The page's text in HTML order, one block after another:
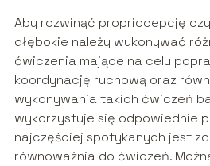
Aby rozwinąć propriocepcję
głębokie należy wykonywać
ćwiczenia mające na celu
koordynację ruchową oraz
wykonywania takich ćwiczeń
wykorzystuje się odpowiednie
najczęściej spotykanych jest
równoważnia do ćwiczeń.